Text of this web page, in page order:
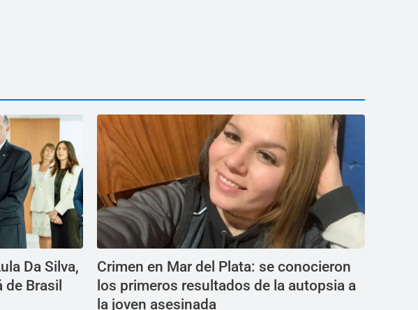
Da Silva,
Brasil
Crimen en Mar del Plata: se conocieron
los primeros resultados de la autopsia a
la joven asesinada